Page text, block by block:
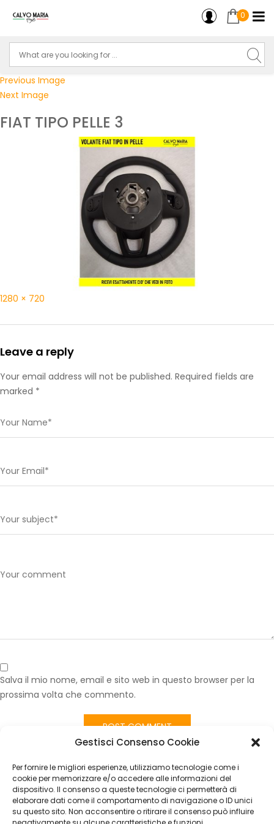
Gestisci Consenso Cookie
Per fornire le migliori esperienze, utilizziamo tecnologie come i
cookie per memorizzare e/o accedere alle informazioni del
dispositivo. Il consenso a queste tecnologie ci permetterà di
elaborare dati come il comportamento di navigazione o ID unici
su questo sito. Non acconsentire o ritirare il consenso può influire
0
Previous Image
Next Image
FIAT TIPO PELLE 3
1280 × 720
Leave a reply
Your email address will not be published. Required fields are
marked *
Salva il mio nome, email e sito web in questo browser per la
prossima volta che commento.
Volante Fiat Tipo 2018 in Pelle Nero – Cruise Control
CATEGORIES
Nessuna categoria